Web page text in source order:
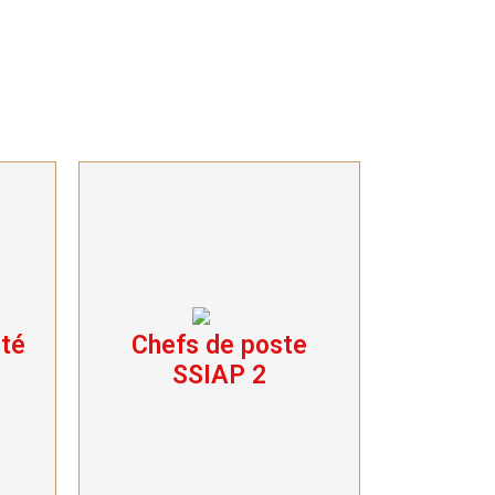
Chefs de poste
SSIAP 2
Chefs de poste
SSIAP 2